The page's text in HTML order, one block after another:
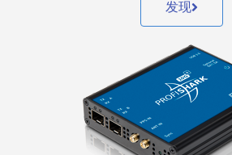
发现